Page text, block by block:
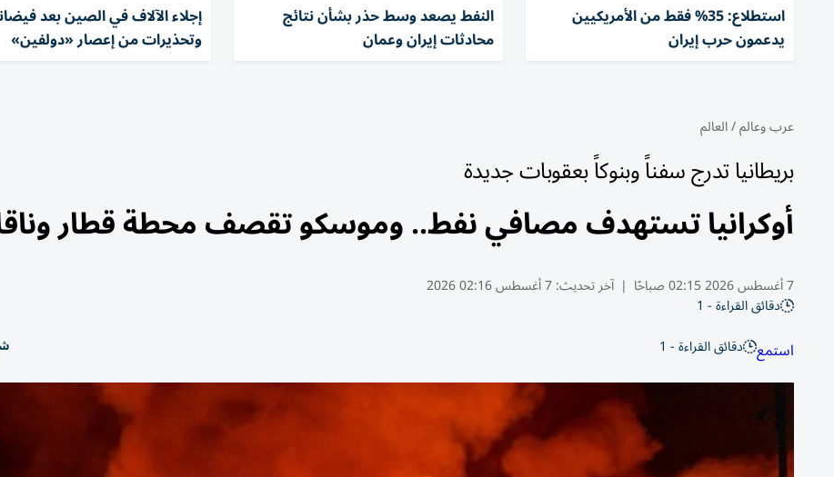
استطلاع: 35% فقط من الأمريكيين
يدعمون حرب إيران
النفط يصعد وسط حذر بشأن نتائج
محادثات إيران وعمان
إجلاء الآلاف في الصين بعد
وتحذيرات من إعصار «دولفين»
عرب وعالم/العالم
بريطانيا تدرج سفناً وبنوكاً بعقوبات جديدة
أوكرانيا تستهدف مصافي نفط.. وموسكو تقصف محطة قطار
7 أغسطس 2026 02:15 صباحًا | آخر تحديث:7 أغسطس 02:16 2026
دقائق القراءة - 1
استمع دقائق القراءة - 1